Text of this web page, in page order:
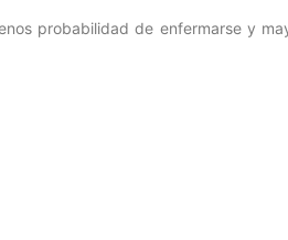
probabilidad de enfermarse y